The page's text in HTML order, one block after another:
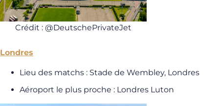
Crédit : @DeutschePrivateJet
Londres
Lieu des matchs : Stade de Wembley, Londres
Aéroport le plus proche : Londres Luton